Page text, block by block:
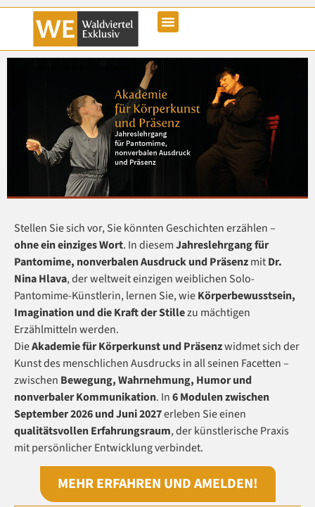
Stellen Sie sich vor, Sie könnten Geschichten erzählen –
ohne ein einziges Wort. In diesemJahreslehrgang für
Pantomime, nonverbalen Ausdruck und PräsenzmitDr.
Nina Hlava, der weltweit einzigen weiblichen Solo-
Pantomime-Künstlerin, lernen Sie, wieKörperbewusstsein,
Imagination und die Kraft der Stillezu mächtigen
Erzählmitteln werden.
DieAkademie für Körperkunst und Präsenzwidmet sich der
Kunst des menschlichen Ausdrucks in all seinen Facetten –
zwischen Bewegung, Wahrnehmung, Humor und
nonverbaler Kommunikation. In6 Modulen zwischen
September 2026 und Juni 2027erleben Sie einen
qualitätsvollen Erfahrungsraum, der künstlerische Praxis
mit persönlicher Entwicklung verbindet.
MEHR ERFAHREN UND AMELDEN!